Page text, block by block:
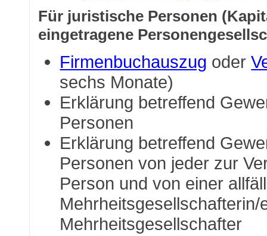
Für juristische Personen
eingetragene
Firmenbuchauszug oder
sechs Monate)
Erklärung betreffend
Personen
Erklärung betreffend
Personen von jeder zur
Person und von einer
Mehrheitsgesellschafterin/
Mehrheitsgesellschafter